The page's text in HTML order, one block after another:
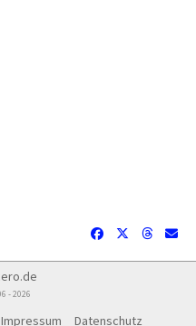
- 2026
Impressum Datenschutz